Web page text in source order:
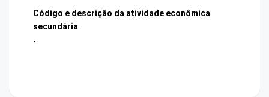
Código e descrição da atividade econômica
secundária
-